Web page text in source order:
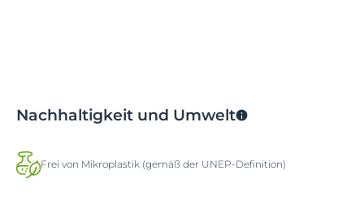
Nachhaltigkeit und Umwelt
Frei von Mikroplastik (gemäß der UNEP-Definition)